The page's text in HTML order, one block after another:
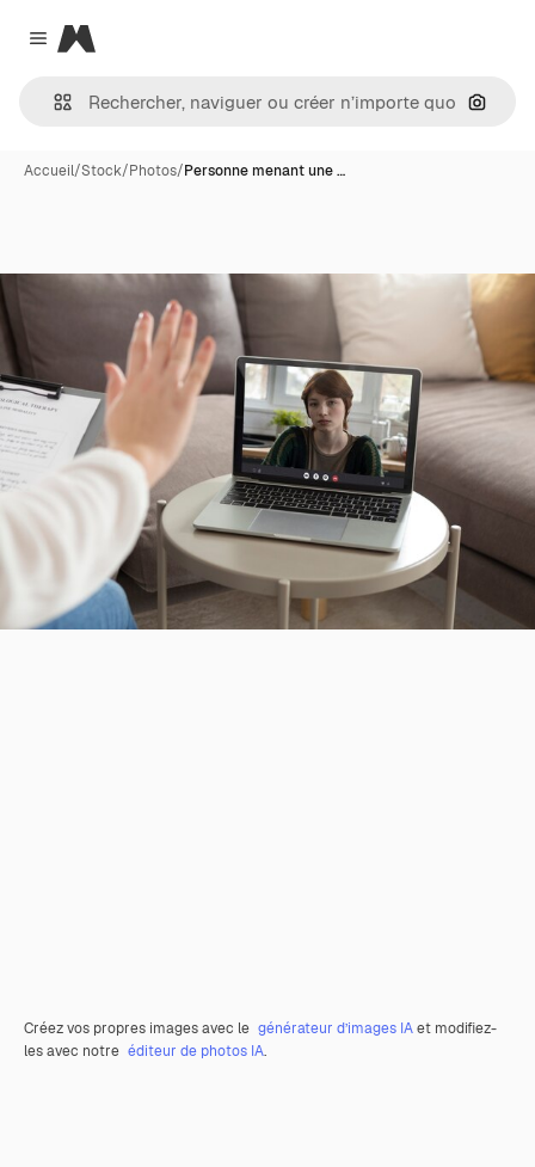
Close menu
Magnific
Accueil/Stock/Photos/Personne menant une …
Créez vos propres images avec le générateur d’images IAet modifiez-
les avec notre éditeur de photos IA.